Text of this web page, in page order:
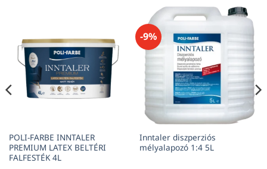
POLI-FARBE INNTALER
PREMIUM LATEX BELTÉRI
FALFESTÉK 4L
-9%
Inntaler diszperziós
mélyalapozó 1:4 5L